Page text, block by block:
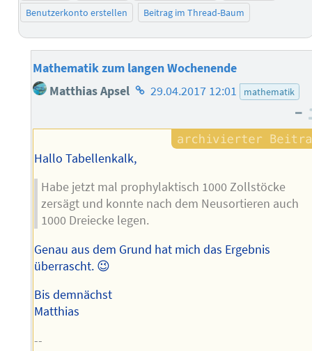
Benutzerkonto erstellen
Beitrag im Thread-Baum
Mathematik zum langen Wochenende
Matthias Apsel Homepage
Autors
29.04.2017 12:01 mathematik
–
Hallo Tabellenkalk,
Habe jetzt mal prophylaktisch 1000 Zollstöcke
zersägt und konnte nach dem Neusortieren auch
1000 Dreiecke legen.
Genau aus dem Grund hat mich das Ergebnis
überrascht. 😉
Bis demnächst
Matthias
--